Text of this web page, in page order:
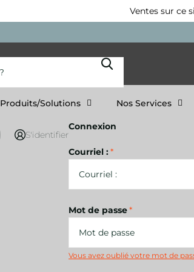
Ventes sur ce
Produits/Solutions
Nos Services
S'identifier
Connexion
Courriel :*
Mot de passe*
Vous avez oublié votre mot de